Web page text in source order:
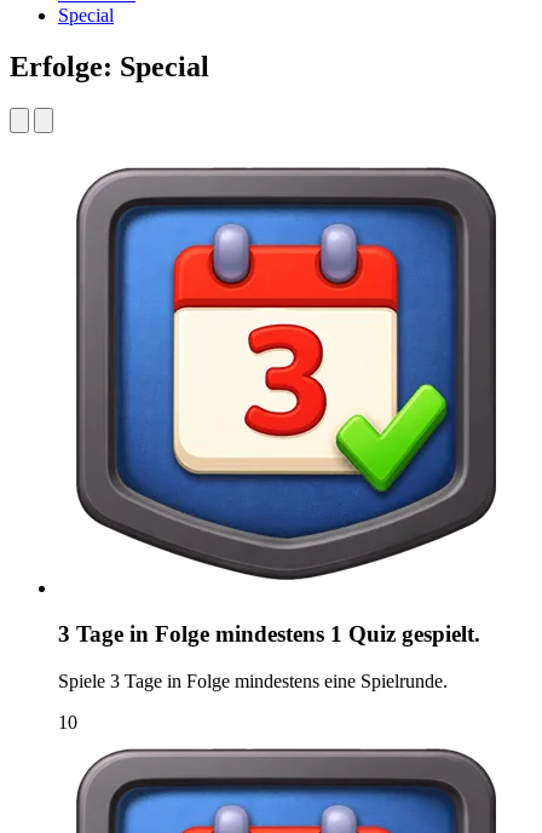
Special
Erfolge: Special
3 Tage in Folge mindestens 1 Quiz gespielt.
Spiele 3 Tage in Folge mindestens eine Spielrunde.
10